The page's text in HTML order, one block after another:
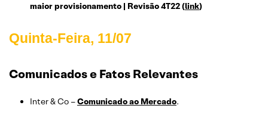
maior provisionamento | Revisão 4T22 (link)
Quinta-Feira, 11/07
Comunicados e Fatos Relevantes
Inter & Co –Comunicado ao Mercado.